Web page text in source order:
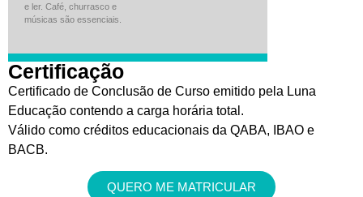
e ler. Café, churrasco e
músicas são essenciais.
Certificação
Certificado de Conclusão de Curso emitido pela Luna
Educação contendo a carga horária total.
Válido como créditos educacionais da QABA, IBAO e
BACB.
QUERO ME MATRICULAR